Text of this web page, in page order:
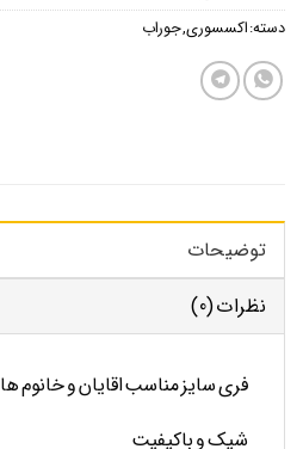
دسته:اکسسوری,جوراب
توضیحات
نظرات (0)
فری سایز مناسب اقایان و خانوم ها
شیک و باکیفیت